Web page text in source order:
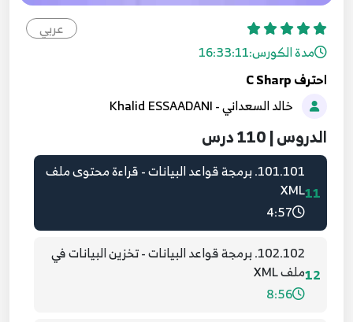
عربي
مدة الكورس:16:33:11
احترف C Sharp
خالد السعداني - Khalid ESSAADANI
الدروس | 110 درس
9
09.9. المصفوفات - الجزء الأول
100.100. برمجة قواعد البيانات - إنشاء ملف XML
8:31
11
101.101. برمجة قواعد البيانات - قراءة محتوى ملف
XML
4:57
12
102.102. برمجة قواعد البيانات - تخزين البيانات في
ملف XML
8:56